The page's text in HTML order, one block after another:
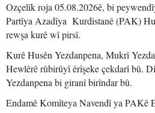
Ozçelîk roja 05.08.2026ê, bi
Partîya Azadîya Kurdistanê (PAK)
rewşa kurê wî pirsî.
Kurê Husên Yezdanpena, Mukrî
Hewlêrê rûbirûyî êrîşeke çekdarî bû.
Yezdanpena bi giranî birîndar bû.
Endamê Komîteya Navendî ya PAKê